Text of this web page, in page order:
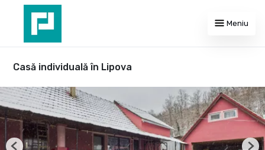
Meniu
Casă individuală în Lipova